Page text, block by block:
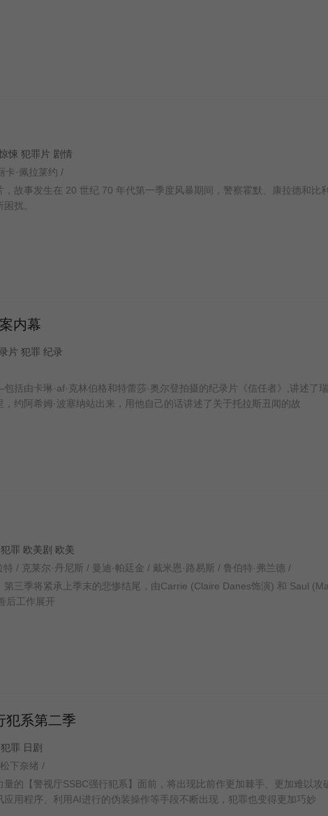
悚 犯罪片 剧情
卡·佩拉莱约 /
，故事发生在 20 世纪 70 年代第一季度风暴期间，警察霍默、康拉德和比
扰。
内幕
片 犯罪 纪录
括由卡琳·af·克林伯格和特蕾莎·奥尔登拍摄的纪录片《信任者》,讲述了
约阿希姆·波塞纳站出来，用他自己的话讲述了关于托拉斯丑闻的故
罪 欧美剧 欧美
特 / 克莱尔·丹尼斯 / 曼迪·帕廷金 / 戴米恩·路易斯 / 鲁伯特·弗兰德 /
三季将紧承上季末的悲惨结尾，由Carrie (Claire Danes饰演) 和 Saul
后工作展开
犯系第二季
罪 日剧
下奈绪 /
的【警视厅SSBC强行犯系】面前，将出现比前作更加棘手、更加难以攻
用程序、利用AI进行的伪装操作等手段不断出现，犯罪也变得更加巧妙